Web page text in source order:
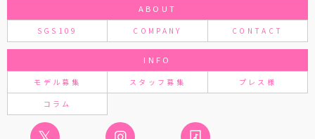
ABOUT
SGS109 COMPANY CONTACT
INFO
モデル募集 スタッフ募集 プレス様
コラム